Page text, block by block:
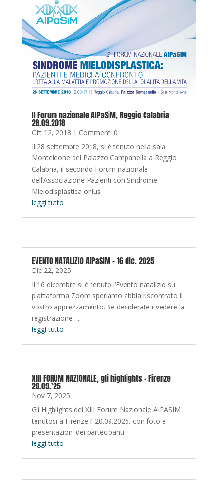
II Forum nazionale AIPaSiM, Reggio Calabria
28.09.2018
Ott 12, 2018 | Commenti 0
Il 28 settembre 2018, si è tenuto nella sala
Monteleone del Palazzo Campanella a Reggio
Calabria, il secondo Forum nazionale
dell’Associazione Pazienti con Sindrome
Mielodisplastica onlus
leggi tutto
EVENTO NATALIZIO AIPaSiM – 16 dic. 2025
Dic 22, 2025
Il 16 dicembre si è tenuto l’Evento natalizio su
piattaforma Zoom speriamo abbia riscontrato il
vostro apprezzamento. Se desiderate rivedere la
registrazione…..
leggi tutto
XIII FORUM NAZIONALE, gli highlights – Firenze
20.09.’25
Nov 7, 2025
Gli Highlights del XIII Forum Nazionale AIPASIM
tenutosi a Firenze il 20.09.2025, con foto e
presentazioni dei partecipanti.
leggi tutto